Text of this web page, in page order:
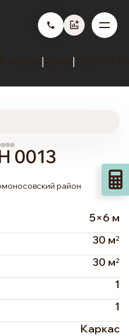
0013
район
5×6 м
30 м2
30 м2
1
1
Каркас